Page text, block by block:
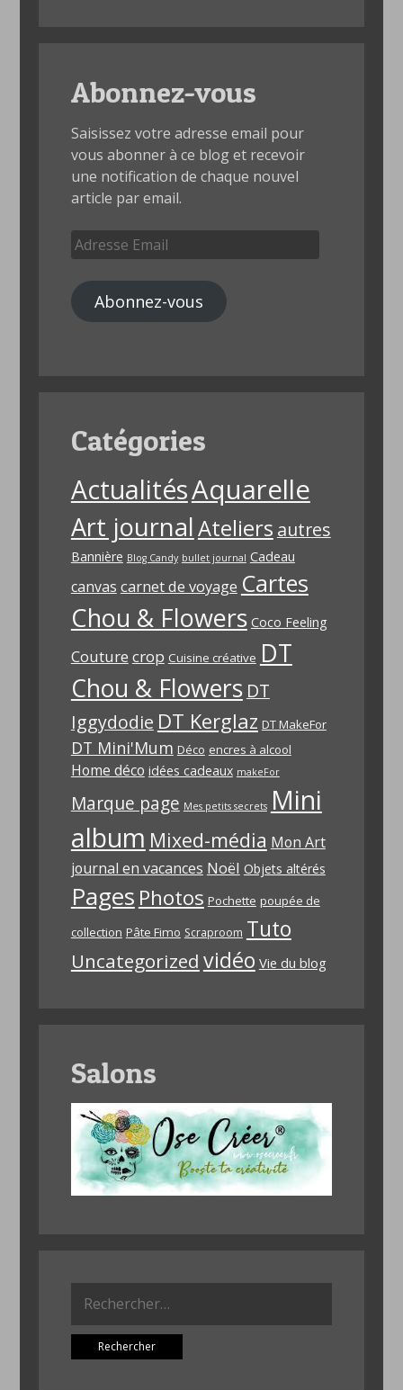
Abonnez-vous
Saisissez votre adresse email pour
vous abonner à ce blog et recevoir
une notification de chaque nouvel
article par email.
Adresse
Email
Abonnez-vous
Catégories
ActualitésAquarelle
Art journalAteliers autres
Bannière Blog Candy bullet journal Cadeau
canvas carnet de voyage Cartes
Chou & Flowers Coco Feeling
Couture crop Cuisine créative DT
Chou & Flowers DT
Iggydodie DT Kerglaz DT MakeFor
DT Mini'Mum Déco encres à alcool
Home déco idées cadeaux makeFor
Marque page Mes petits secrets Mini
album Mixed-média Mon Art
journal en vacances Noël Objets altérés
Pages Photos Pochette poupée de
collection Pâte Fimo Scraproom Tuto
Uncategorized vidéo Vie du blog
Salons